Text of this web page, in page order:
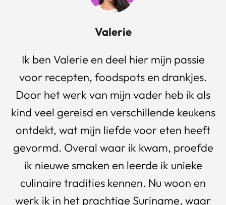
Valerie
Ik ben Valerie en deel hier mijn passie
voor recepten, foodspots en drankjes.
Door het werk van mijn vader heb ik als
kind veel gereisd en verschillende keukens
ontdekt, wat mijn liefde voor eten heeft
gevormd. Overal waar ik kwam, proefde
ik nieuwe smaken en leerde ik unieke
culinaire tradities kennen. Nu woon en
werk ik in het prachtige Suriname, waar